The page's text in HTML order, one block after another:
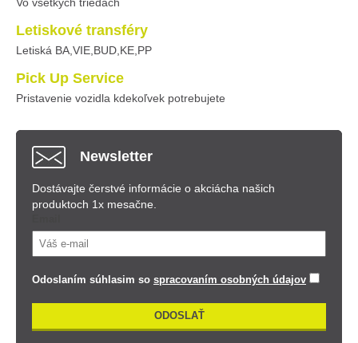
Letiskové transféry
Letiská BA,VIE,BUD,KE,PP
Pick Up Service
Pristavenie vozidla kdekoľvek potrebujete
Newsletter
Dostávajte čerstvé informácie o akciácha našich
produktoch 1x mesačne.
Odoslaním súhlasim so spracovaním osobných údajov